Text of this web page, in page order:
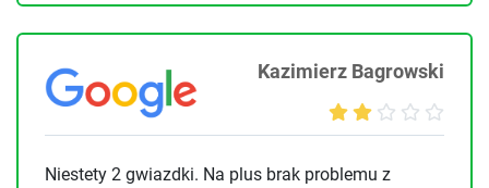
Kazimierz Bagrowski
Niestety 2 gwiazdki. Na plus brak problemu z